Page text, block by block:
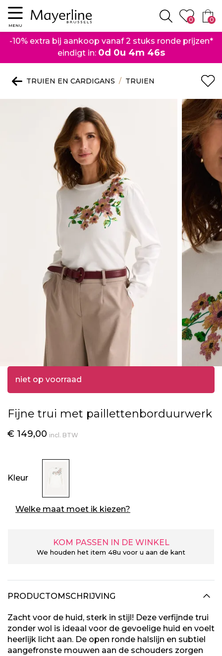
Menu
MENU Zoeken
0 0
-10% extra bij aankoop vanaf 2 stuks ronde prijzen*
eindigt in: 0d 0u 4m 46s
TRUIEN EN CARDIGANS TRUIEN
niet op voorraad
Fijne trui met paillettenborduurwerk
€ 149,00 incl. BTW
Kleur
Welke maat moet ik kiezen?
KOM PASSEN IN DE WINKEL
We houden het item 48u voor u aan de kant
PRODUCTOMSCHRIJVING
Zacht voor de huid, sterk in stijl! Deze verfijnde trui
zonder wol is ideaal voor de gevoelige huid en voelt
heerlijk licht aan. De open ronde halslijn en subtiel
aangefronste mouwen aan de schouders zorgen